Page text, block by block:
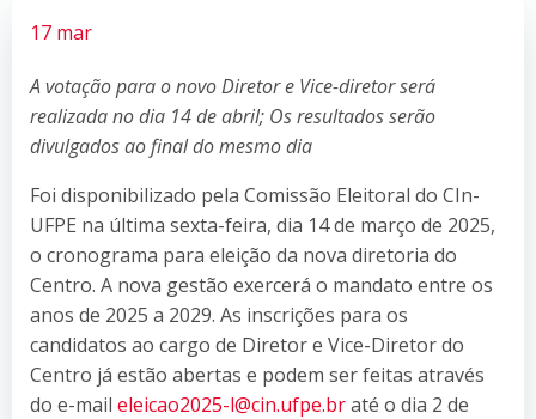
17 mar
A votação para o novo Diretor e Vice-diretor será
realizada no dia 14 de abril; Os resultados serão
divulgados ao final do mesmo dia
Foi disponibilizado pela Comissão Eleitoral do CIn-
UFPE na última sexta-feira, dia 14 de março de 2025,
o cronograma para eleição da nova diretoria do
Centro. A nova gestão exercerá o mandato entre os
anos de 2025 a 2029. As inscrições para os
candidatos ao cargo de Diretor e Vice-Diretor do
Centro já estão abertas e podem ser feitas através
do e-mail eleicao2025-l@cin.ufpe.braté o dia 2 de